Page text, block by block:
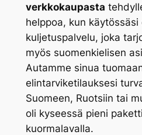
verkkokaupasta
helppoa, kun
kuljetuspalvelu, joka
myös suomenkielisen
Autamme sinua
elintarviketilauksesi
Suomeen, Ruotsiin tai
oli kyseessä pieni
kuormalavalla.